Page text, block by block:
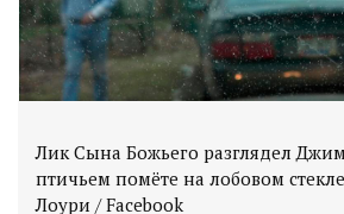
Лик Сына Божьего разглядел
птичьем помёте на лобовом
Лоури / Facebook